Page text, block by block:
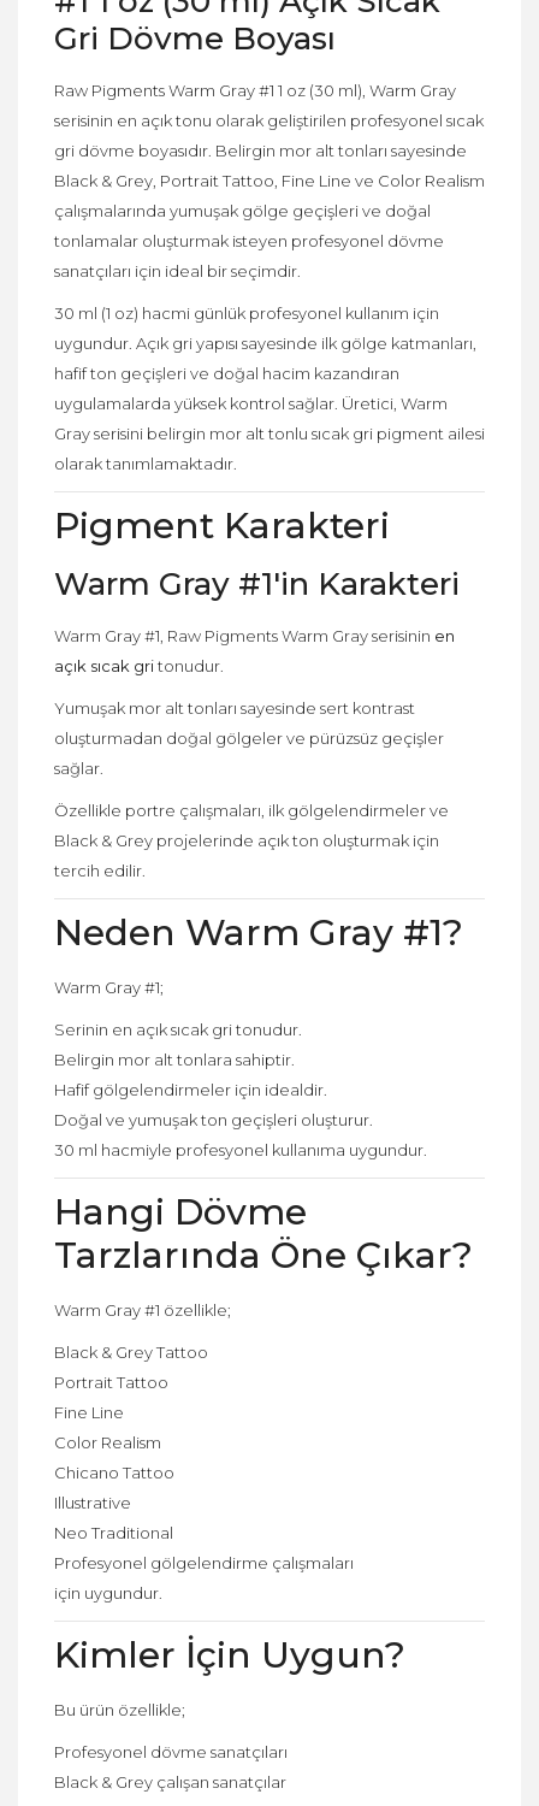
Gri Dövme Boyası
Raw Pigments Warm Gray #1 1 oz (30 ml), Warm Gray
serisinin en açık tonu olarak geliştirilen profesyonel sıcak
gri dövme boyasıdır. Belirgin mor alt tonları sayesinde
Black & Grey, Portrait Tattoo, Fine Line ve Color Realism
çalışmalarında yumuşak gölge geçişleri ve doğal
tonlamalar oluşturmak isteyen profesyonel dövme
sanatçıları için ideal bir seçimdir.
30 ml (1 oz) hacmi günlük profesyonel kullanım için
uygundur. Açık gri yapısı sayesinde ilk gölge katmanları,
hafif ton geçişleri ve doğal hacim kazandıran
uygulamalarda yüksek kontrol sağlar. Üretici, Warm
Gray serisini belirgin mor alt tonlu sıcak gri pigment ailesi
olarak tanımlamaktadır.
Pigment Karakteri
Warm Gray #1'in Karakteri
Warm Gray #1, Raw Pigments Warm Gray serisinin en
açık sıcak gritonudur.
Yumuşak mor alt tonları sayesinde sert kontrast
oluşturmadan doğal gölgeler ve pürüzsüz geçişler
sağlar.
Özellikle portre çalışmaları, ilk gölgelendirmeler ve
Black & Grey projelerinde açık ton oluşturmak için
tercih edilir.
Neden Warm Gray #1?
Warm Gray #1;
Serinin en açık sıcak gri tonudur.
Belirgin mor alt tonlara sahiptir.
Hafif gölgelendirmeler için idealdir.
Doğal ve yumuşak ton geçişleri oluşturur.
30 ml hacmiyle profesyonel kullanıma uygundur.
Hangi Dövme
Tarzlarında Öne Çıkar?
Warm Gray #1 özellikle;
Black & Grey Tattoo
Portrait Tattoo
Fine Line
Color Realism
Chicano Tattoo
Illustrative
Neo Traditional
Profesyonel gölgelendirme çalışmaları
için uygundur.
Kimler İçin Uygun?
Bu ürün özellikle;
Profesyonel dövme sanatçıları
Black & Grey çalışan sanatçılar